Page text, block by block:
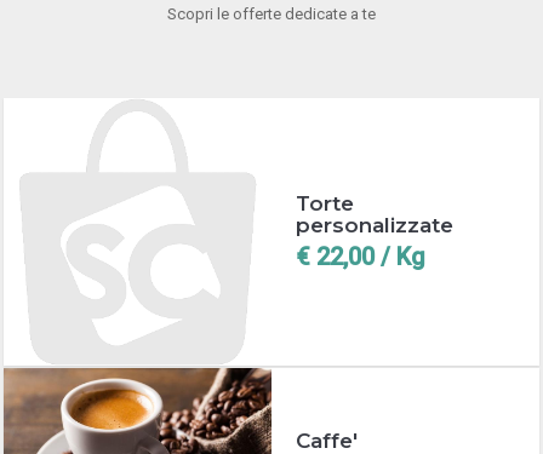
Scopri le offerte dedicate a te
Torte
personalizzate
€ 22,00 / Kg
Caffe'